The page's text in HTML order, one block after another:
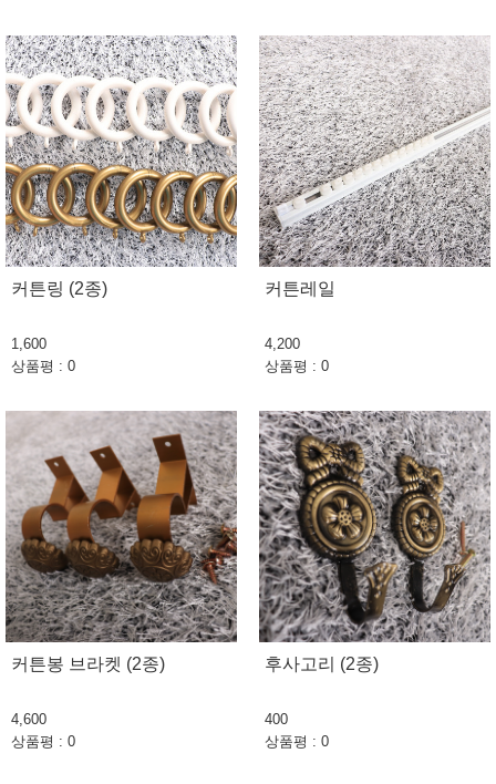
커튼링 (2종)
1,600
상품평 : 0
커튼레일
4,200
상품평 : 0
커튼봉 브라켓 (2종)
4,600
상품평 : 0
후사고리 (2종)
400
상품평 : 0